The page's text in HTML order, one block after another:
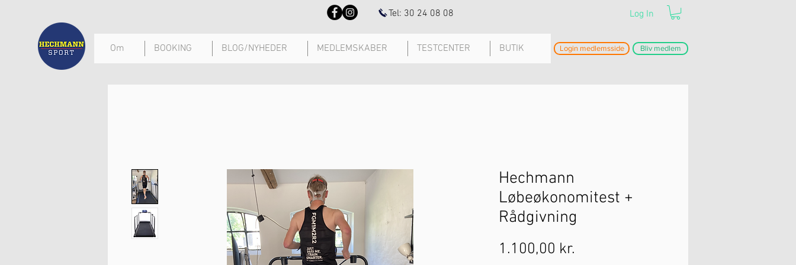
Tel: 30 24 08 08 Log In
Om BOOKING BLOG/NYHEDER MEDLEMSKABER TESTCENTER BUTIK Login medlemsside Bliv medlem
Hechmann
Løbeøkonomitest +
Rådgivning
1.100,00 kr.